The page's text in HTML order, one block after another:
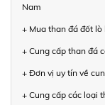
Nam
+ Mua than đá đốt lò
+ Cung cấp than đá
+ Đơn vị uy tín về
+ Cung cấp các loại